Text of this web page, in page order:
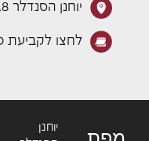
יוחנן הסנדלר 8, כפר סבא
לחצו לקביעת פגישה